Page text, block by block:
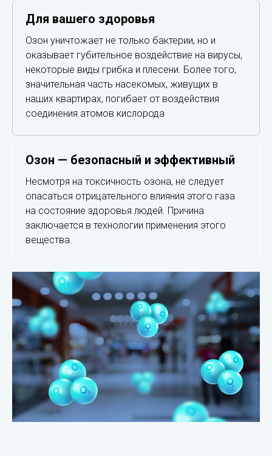
Для вашего здоровья
Озон уничтожает не только бактерии, но и
оказывает губительное воздействие на вирусы,
некоторые виды грибка и плесени. Более того,
значительная часть насекомых, живущих в
наших квартирах, погибает от воздействия
соединения атомов кислорода
Озон — безопасный и эффективный
Несмотря на токсичность озона, не следует
опасаться отрицательного влияния этого газа
на состояние здоровья людей. Причина
заключается в технологии применения этого
вещества.